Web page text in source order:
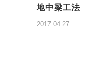
地中梁工法
2017.04.27